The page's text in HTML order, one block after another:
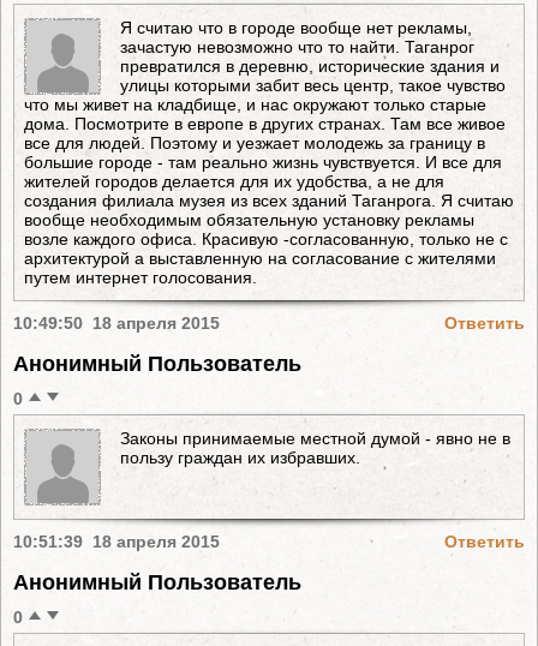
Я считаю что в городе вообще нет рекламы,
зачастую невозможно что то найти. Таганрог
превратился в деревню, исторические здания и
улицы которыми забит весь центр, такое чувство
что мы живет на кладбище, и нас окружают только старые
дома. Посмотрите в европе в других странах. Там все живое
все для людей. Поэтому и уезжает молодежь за границу в
большие городе - там реально жизнь чувствуется. И все для
жителей городов делается для их удобства, а не для
создания филиала музея из всех зданий Таганрога. Я считаю
вообще необходимым обязательную установку рекламы
возле каждого офиса. Красивую -согласованную, только не с
архитектурой а выставленную на согласование с жителями
путем интернет голосования.
10:49:50 18 апреля 2015 Ответить
Анонимный Пользователь
0
Законы принимаемые местной думой - явно не в
пользу граждан их избравших.
10:51:39 18 апреля 2015 Ответить
Анонимный Пользователь
0